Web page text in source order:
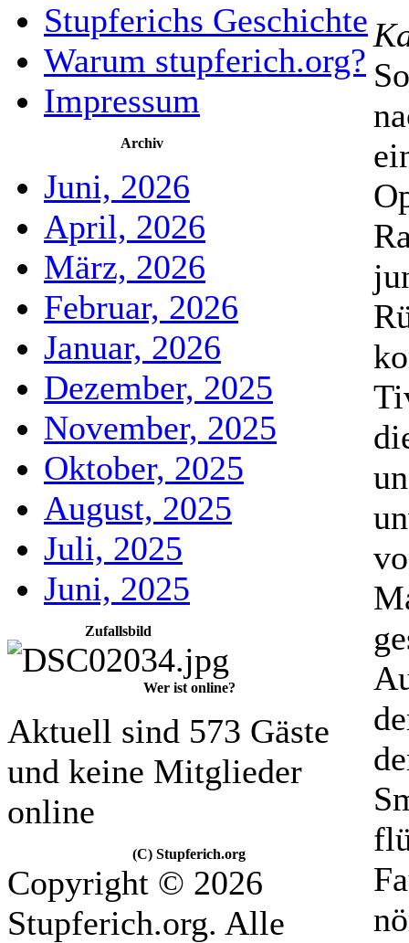
Stupferichs Geschichte
Warum stupferich.org?
Impressum
Archiv
Juni, 2026
April, 2026
März, 2026
Februar, 2026
Januar, 2026
Dezember, 2025
November, 2025
Oktober, 2025
August, 2025
Juli, 2025
Juni, 2025
Zufallsbild
Wer ist online?
Aktuell sind 573 Gäste
und keine Mitglieder
online
(C) Stupferich.org
Copyright © 2026
Stupferich.org. Alle